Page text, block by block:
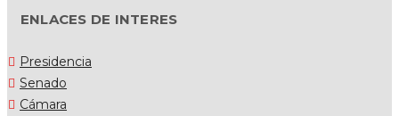
ENLACES DE INTERES
Presidencia
Senado
Cámara